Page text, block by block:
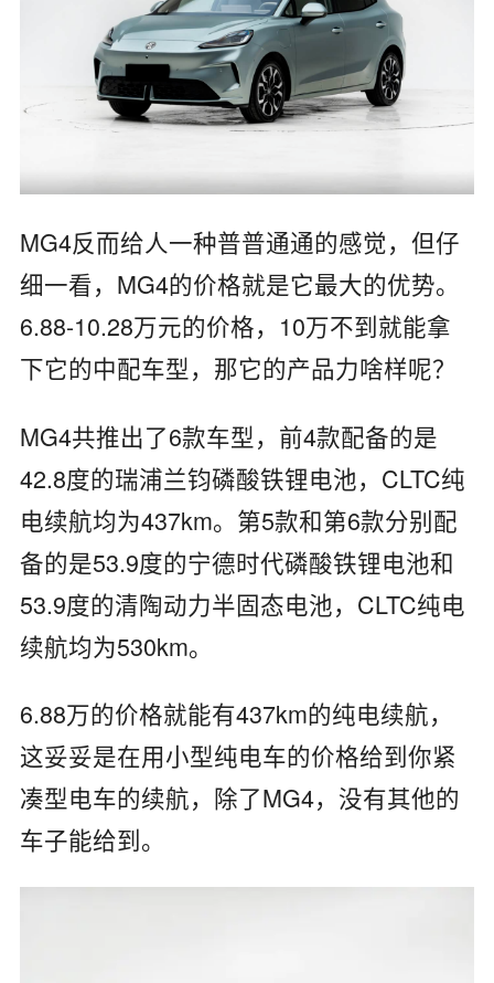
MG4反而给人一种普普通通的感觉，但仔
细一看，MG4的价格就是它最大的优势。
6.88-10.28万元的价格，10万不到就能拿
下它的中配车型，那它的产品力啥样呢？
MG4共推出了6款车型，前4款配备的是
42.8度的瑞浦兰钧磷酸铁锂电池，CLTC纯
电续航均为437km。第5款和第6款分别配
备的是53.9度的宁德时代磷酸铁锂电池和
53.9度的清陶动力半固态电池，CLTC纯电
续航均为530km。
6.88万的价格就能有437km的纯电续航，
这妥妥是在用小型纯电车的价格给到你紧
凑型电车的续航，除了MG4，没有其他的
车子能给到。